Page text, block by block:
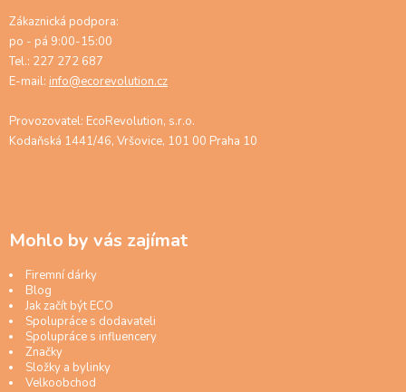
Zákaznická podpora:
po - pá 9:00-15:00
Tel.: 227 272 687
E-mail: info@ecorevolution.cz
Provozovatel: EcoRevolution, s.r.o.
Kodaňská 1441/46, Vršovice, 101 00 Praha 10
Mohlo by vás zajímat
Firemní dárky
Blog
Jak začít být ECO
Spolupráce s dodavateli
Spolupráce s influencery
Značky
Složky a bylinky
Velkoobchod